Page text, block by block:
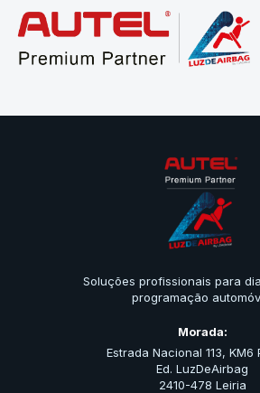
Pular para o conteúdo
Soluções profissionais para
programação
Morada:
Estrada Nacional 113, KM6
Ed. LuzDeAirbag
2410-478 Leiria